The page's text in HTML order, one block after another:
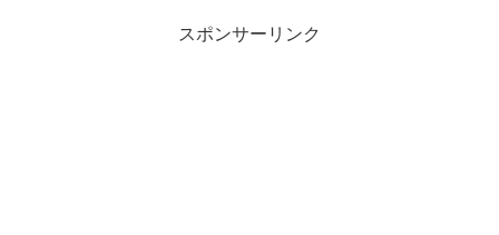
スポンサーリンク